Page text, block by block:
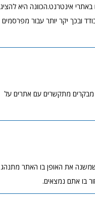
היא להציג
יקר יותר עבור מפרסמים
מתקשרים עם אתרים על
את האופן בו האתר מתנהג
נמצאים.